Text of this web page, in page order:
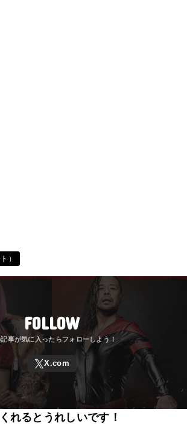
）
FOLLOW
れるとうれしいです！